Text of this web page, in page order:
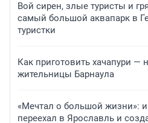
Вой сирен, злые туристы и
самый большой аквапарк в
туристки
Как приготовить хачапури —
жительницы Барнаула
«Мечтал о большой жизни»:
переехал в Ярославль и